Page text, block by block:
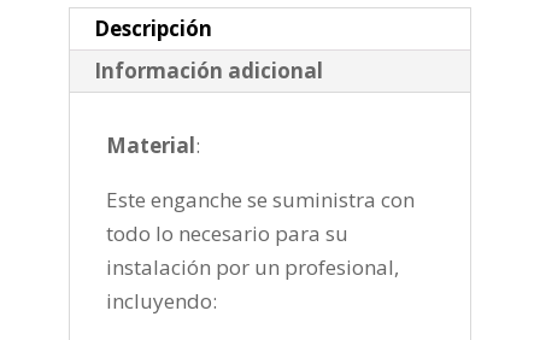
2019
cantidad
Descripción
Información adicional
Material:
Este enganche se suministra con
todo lo necesario para su
instalación por un profesional,
incluyendo: